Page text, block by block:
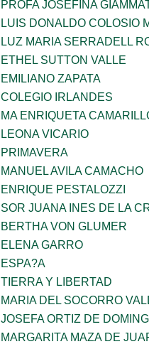
PROFA JOSEFINA
LUIS DONALDO COLOSIO
LUZ MARIA SERRADELL
ETHEL SUTTON VALLE
EMILIANO ZAPATA
COLEGIO IRLANDES
MA ENRIQUETA
LEONA VICARIO
PRIMAVERA
MANUEL AVILA CAMACHO
ENRIQUE PESTALOZZI
SOR JUANA INES DE LA
BERTHA VON GLUMER
ELENA GARRO
ESPA?A
TIERRA Y LIBERTAD
MARIA DEL SOCORRO
JOSEFA ORTIZ DE
MARGARITA MAZA DE